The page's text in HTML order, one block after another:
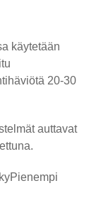
käytetään
20-30
auttavat